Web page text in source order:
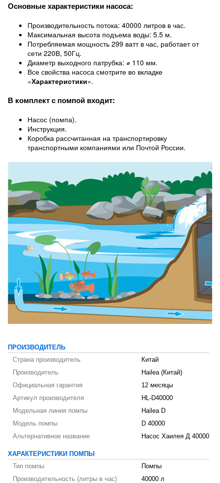
Основные характеристики насоса:
Производительность потока: 40000 литров в час.
Максимальная высота подъема воды: 5.5 м.
Потребляемая мощность 299 ватт в час, работает от
сети 220В, 50Гц.
Диаметр выходного патрубка: ⌀ 110 мм.
Все свойства насоса смотрите во вкладке
«Характеристики».
В комплект с помпой входит:
Насос (помпа).
Инструкция.
Коробка рассчитанная на транспортировку
транспортными компаниями или Почтой России.
ПРОИЗВОДИТЕЛЬ
Страна производитель
Китай
Производитель
Hailea (Китай)
Официальная гарантия
12 месяцы
Артикул производителя
HL-D40000
Модельная линия помпы
Hailea D
Модель помпы
D 40000
Альтернативное название
Насос Хаилея Д 40000
ХАРАКТЕРИСТИКИ ПОМПЫ
Тип помпы
Помпы
Производительность (литры в час)
40000 л